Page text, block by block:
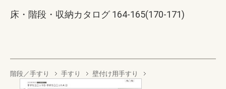
床・階段・収納カタログ 164-165(170-171)
階段／手すり 手すり 壁付け用手すり